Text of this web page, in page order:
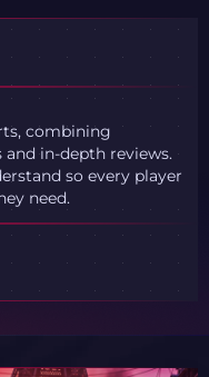
combining
in-depth reviews.
so every player
need.